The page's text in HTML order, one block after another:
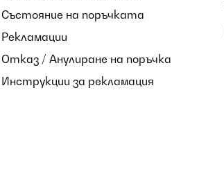
Състояние на поръчката
Рекламации
Отказ / Анулиране на поръчка
Инструкции за рекламация